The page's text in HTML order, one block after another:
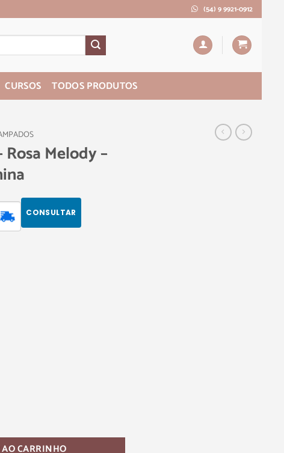
(54) 9 9921-0912
CURSOS TODOS PRODUTOS
Melody –
CONSULTAR
CARRINHO